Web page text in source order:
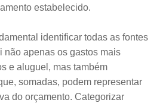
estabelecido.
identificar todas as fontes
não apenas os gastos mais
e aluguel, mas também
somadas, podem representar
do orçamento. Categorizar